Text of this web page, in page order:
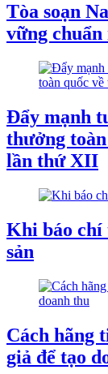
Tòa soạn
vững
Đẩy mạnh
thưởng
lần thứ XII
Khi báo
sản
Cách hãng
giả để tạo